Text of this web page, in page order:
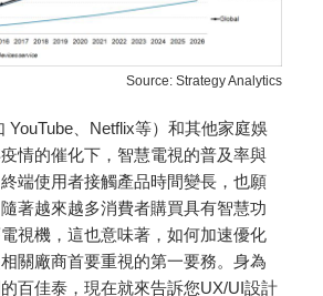
Source: Strategy Analytics
YouTube、Netflix等）和其他家庭娛
情的催化下，智慧電視的普及率與
端使用者接觸產品時間變長，也願
著越來越多消費者購買具有智慧功
視機，這也意味著，如何加速優化
關廠商首要重視的第一要務。身為
百佳泰，現在就來告訴您UX/UI設計